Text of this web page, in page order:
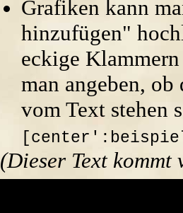
Grafiken kann
hinzufügen"
eckige
man angeben,
vom Text stehen
(Dieser Text kommt